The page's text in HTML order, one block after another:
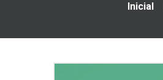
Inicial